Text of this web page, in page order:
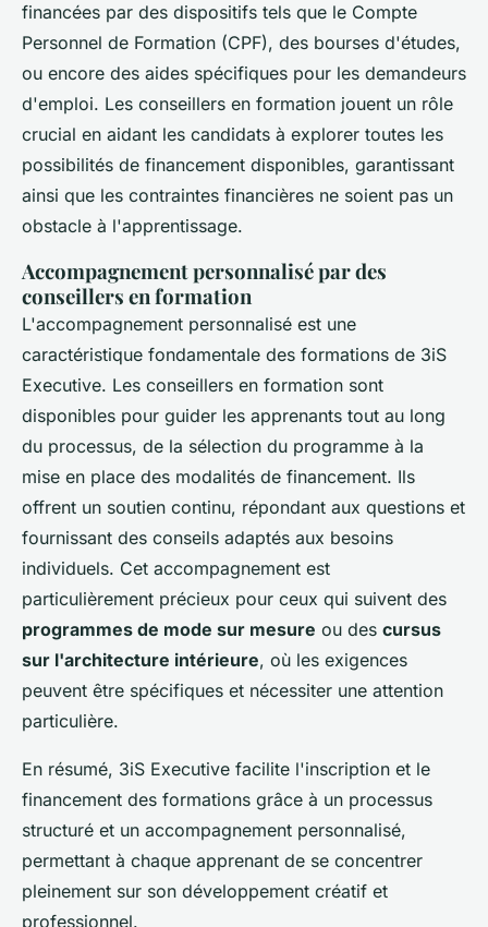
financées par des dispositifs tels que le Compte
Personnel de Formation (CPF), des bourses d'études,
ou encore des aides spécifiques pour les demandeurs
d'emploi. Les conseillers en formation jouent un rôle
crucial en aidant les candidats à explorer toutes les
possibilités de financement disponibles, garantissant
ainsi que les contraintes financières ne soient pas un
obstacle à l'apprentissage.
Accompagnement personnalisé par des
conseillers en formation
L'accompagnement personnalisé est une
caractéristique fondamentale des formations de 3iS
Executive. Les conseillers en formation sont
disponibles pour guider les apprenants tout au long
du processus, de la sélection du programme à la
mise en place des modalités de financement. Ils
offrent un soutien continu, répondant aux questions et
fournissant des conseils adaptés aux besoins
individuels. Cet accompagnement est
particulièrement précieux pour ceux qui suivent des
programmes de mode sur mesure ou des cursus
sur l'architecture intérieure, où les exigences
peuvent être spécifiques et nécessiter une attention
particulière.
En résumé, 3iS Executive facilite l'inscription et le
financement des formations grâce à un processus
structuré et un accompagnement personnalisé,
permettant à chaque apprenant de se concentrer
pleinement sur son développement créatif et
professionnel.